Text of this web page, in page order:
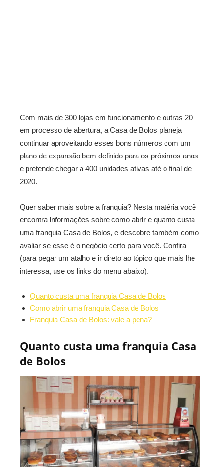
Com mais de 300 lojas em funcionamento e outras 20
em processo de abertura, a Casa de Bolos planeja
continuar aproveitando esses bons números com um
plano de expansão bem definido para os próximos anos
e pretende chegar a 400 unidades ativas até o final de
2020.
Quer saber mais sobre a franquia? Nesta matéria você
encontra informações sobre como abrir e quanto custa
uma franquia Casa de Bolos, e descobre também como
avaliar se esse é o negócio certo para você. Confira
(para pegar um atalho e ir direto ao tópico que mais lhe
interessa, use os links do menu abaixo).
Quanto custa uma franquia Casa de Bolos
Como abrir uma franquia Casa de Bolos
Franquia Casa de Bolos: vale a pena?
Quanto custa uma franquia Casa
de Bolos